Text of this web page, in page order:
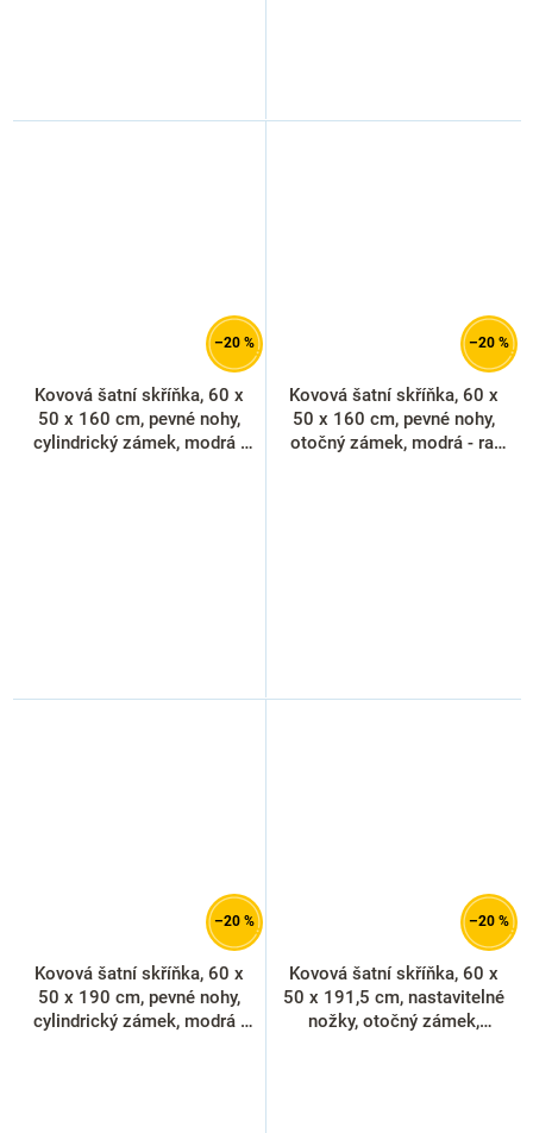
–20 %
Kovová šatní skříňka, 60 x
50 x 160 cm, pevné nohy,
cylindrický zámek, modrá -
–20 %
Kovová šatní skříňka, 60 x
50 x 160 cm, pevné nohy,
otočný zámek, modrá - ral
–20 %
Kovová šatní skříňka, 60 x
50 x 190 cm, pevné nohy,
cylindrický zámek, modrá -
–20 %
Kovová šatní skříňka, 60 x
50 x 191,5 cm, nastavitelné
nožky, otočný zámek,